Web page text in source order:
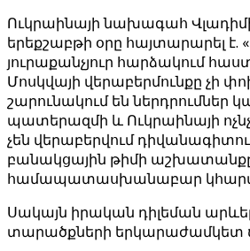
Ուկրաինայի նախագահ
երեքշաբթի օրը հայտարարել է.
յուրաքանչյուր հարձակում
Մոսկվայի վերաբերմունքը չի
շարունակում են ներդրումներ
պատերազմի և Ուկրաինայի
չեն վերաբերվում
բանակցային թիմի
համապատասխանաբար
Սակայն իրական դիլեման
տարածքների երկարաժամկետ